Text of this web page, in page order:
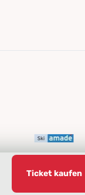
Ticket kaufen